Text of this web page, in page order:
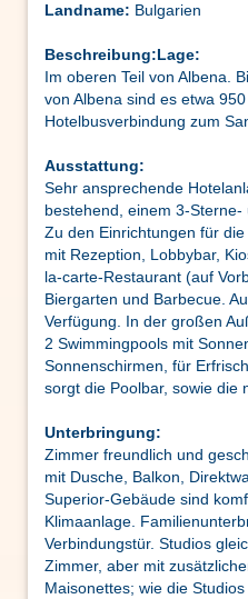
Landname: Bulgarien
Beschreibung:Lage:
Im oberen Teil von Albena.
von Albena sind es etwa
Hotelbusverbindung zum
Ausstattung:
Sehr ansprechende
bestehend, einem 3-Sterne-
Zu den Einrichtungen für
mit Rezeption, Lobbybar,
la-carte-Restaurant (auf
Biergarten und Barbecue.
Verfügung. In der großen
2 Swimmingpools mit
Sonnenschirmen, für
sorgt die Poolbar, sowie die
Unterbringung:
Zimmer freundlich und
mit Dusche, Balkon,
Superior-Gebäude sind
Klimaanlage.
Verbindungstür. Studios
Zimmer, aber mit
Maisonettes; wie die